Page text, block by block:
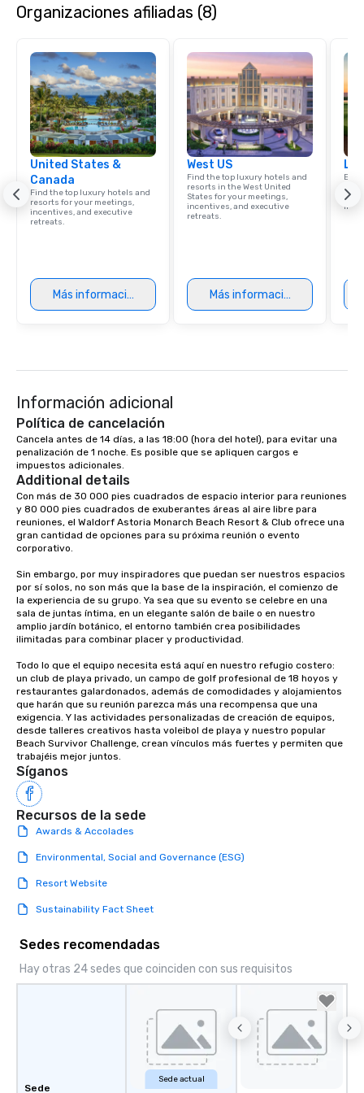
event, AZA Events brings destinations
execution.
Organizaciones afiliadas (8)
United States &
Canada
Find the top luxury hotels and
resorts for your meetings,
incentives, and executive
retreats.
Más información
West US
Find the top luxury hotels and
resorts in the West United
States for your meetings,
incentives, and executive
retreats.
Más información
Información adicional
Política de cancelación
Cancela antes de 14 días, a las 18:00 (hora del hotel), para evitar una
penalización de 1 noche. Es posible que se apliquen cargos e
impuestos adicionales.
Additional details
Con más de 30 000 pies cuadrados de espacio interior para reuniones
y 80 000 pies cuadrados de exuberantes áreas al aire libre para
reuniones, el Waldorf Astoria Monarch Beach Resort & Club ofrece una
gran cantidad de opciones para su próxima reunión o evento
corporativo.
Sin embargo, por muy inspiradores que puedan ser nuestros espacios
por sí solos, no son más que la base de la inspiración, el comienzo de
la experiencia de su grupo. Ya sea que su evento se celebre en una
sala de juntas íntima, en un elegante salón de baile o en nuestro
amplio jardín botánico, el entorno también crea posibilidades
ilimitadas para combinar placer y productividad.
Todo lo que el equipo necesita está aquí en nuestro refugio costero:
un club de playa privado, un campo de golf profesional de 18 hoyos y
restaurantes galardonados, además de comodidades y alojamientos
que harán que su reunión parezca más una recompensa que una
exigencia. Y las actividades personalizadas de creación de equipos,
desde talleres creativos hasta voleibol de playa y nuestro popular
Beach Survivor Challenge, crean vínculos más fuertes y permiten que
trabajéis mejor juntos.
Síganos
Recursos de la sede
Awards & Accolades
Environmental, Social and Governance (ESG)
Resort Website
Sustainability Fact Sheet
Sedes recomendadas
Hay otras 24 sedes que coinciden con sus requisitos
Sede
Sede actual